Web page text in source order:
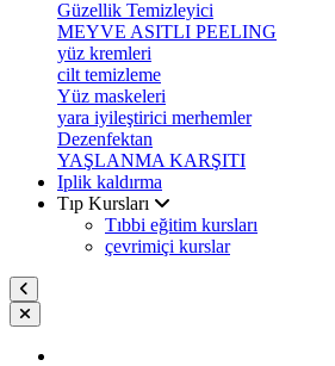
Güzellik Temizleyici
MEYVE ASITLI PEELING
yüz kremleri
cilt temizleme
Yüz maskeleri
yara iyileştirici merhemler
Dezenfektan
YAŞLANMA KARŞITI
Iplik kaldırma
Tıp Kursları
Tıbbi eğitim kursları
çevrimiçi kurslar